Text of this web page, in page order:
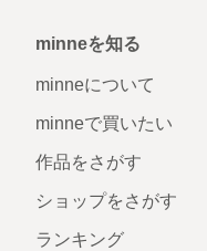
minneを知る
minneについて
minneで買いたい
作品をさがす
ショップをさがす
ランキング